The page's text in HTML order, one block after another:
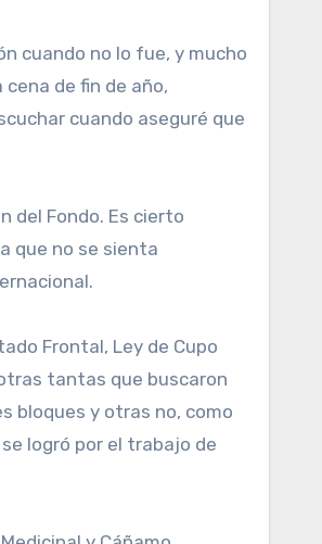
cuando no lo fue, y mucho
de fin de año,
cuando aseguré que
del Fondo. Es cierto
que no se sienta
Frontal, Ley de Cupo
tantas que buscaron
bloques y otras no, como
logró por el trabajo de